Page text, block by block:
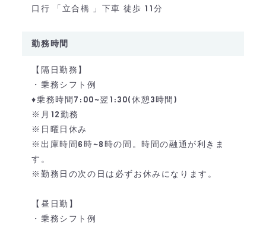
口行 「立合橋 」下車 徒歩 11分
勤務時間
【隔日勤務】
・乗務シフト例
♦乗務時間7:00~翌1:30(休憩3時間)
※月12勤務
※日曜日休み
※出庫時間6時~8時の間。時間の融通が利きま
す。
※勤務日の次の日は必ずお休みになります。
【昼日勤】
・乗務シフト例